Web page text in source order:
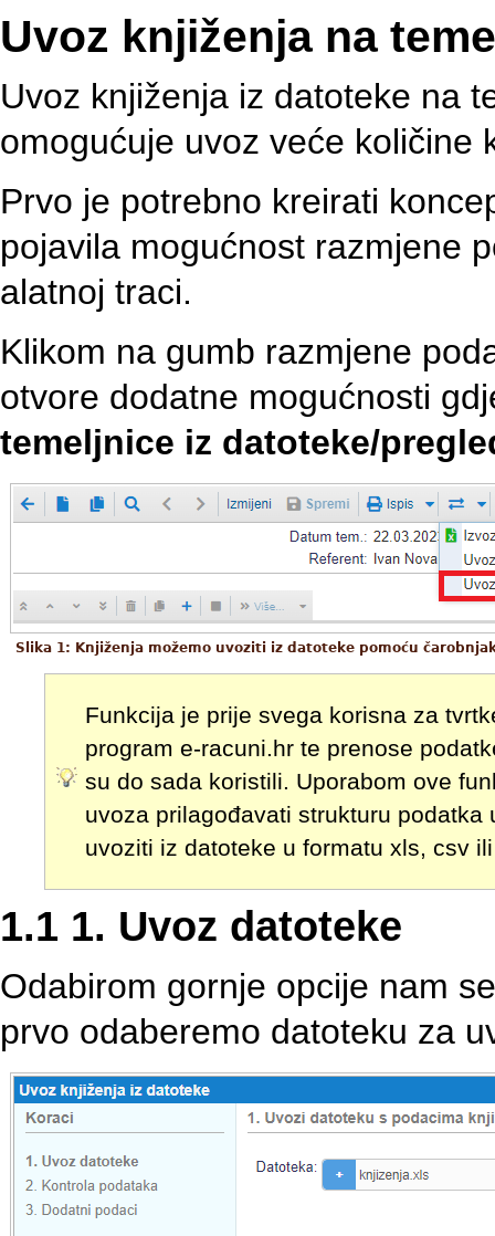
Uvoz knjiženja na
Uvoz knjiženja iz datoteke na
omogućuje uvoz veće količine
Prvo je potrebno kreirati
pojavila mogućnost razmjene
alatnoj traci.
Klikom na gumb razmjene
otvore dodatne mogućnosti
temeljnice iz datoteke/
Slika 1: Knjiženja možemo uvoziti iz datoteke pomoću
Funkcija je prije svega korisna za
program e-racuni.hr te prenose
su do sada koristili. Uporabom ove
uvoza prilagođavati strukturu
uvoziti iz datoteke u formatu xls, csv
1.1 1. Uvoz datoteke
Odabirom gornje opcije nam
prvo odaberemo datoteku za